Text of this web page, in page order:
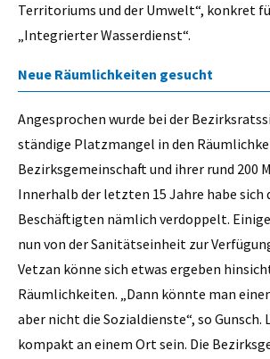
Territoriums und der Umwelt“, konkret
„Integrierter Wasserdienst“.
Neue Räumlichkeiten gesucht
Angesprochen wurde bei der
ständige Platzmangel in den
Bezirksgemeinschaft und ihrer rund 200
Innerhalb der letzten 15 Jahre habe sich
Beschäftigten nämlich verdoppelt.
nun von der Sanitätseinheit zur
Vetzan könne sich etwas ergeben
Räumlichkeiten. „Dann könnte man
aber nicht die Sozialdienste“, so
kompakt an einem Ort sein. Die